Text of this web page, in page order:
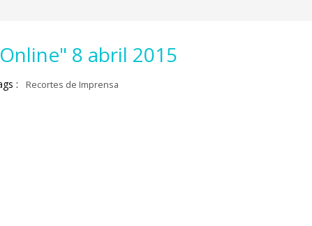
8 abril 2015
: Recortes de Imprensa